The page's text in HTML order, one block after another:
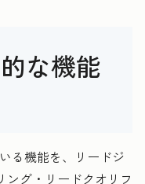
な機能
る機能を、リードジ
ング・リードクオリフ